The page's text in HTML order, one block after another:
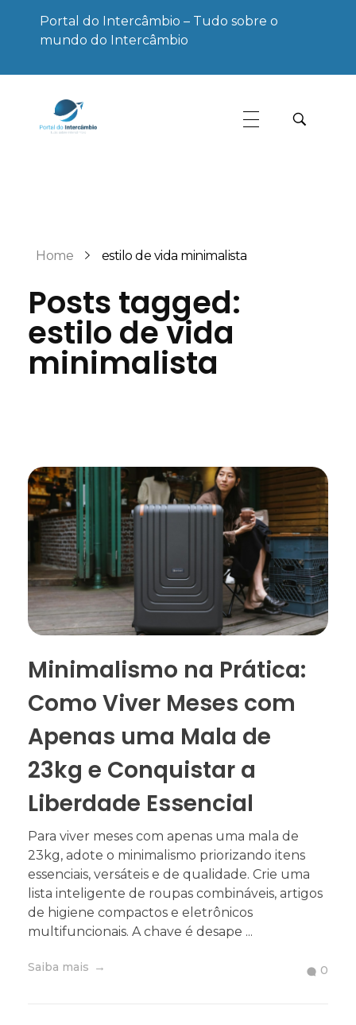
Portal do Intercâmbio – Tudo sobre o
mundo do Intercâmbio
Home estilo de vida minimalista
Posts tagged:
estilo de vida
minimalista
Minimalismo na Prática:
Como Viver Meses com
Apenas uma Mala de
23kg e Conquistar a
Liberdade Essencial
Para viver meses com apenas uma mala de
23kg, adote o minimalismo priorizando itens
essenciais, versáteis e de qualidade. Crie uma
lista inteligente de roupas combináveis, artigos
de higiene compactos e eletrônicos
multifuncionais. A chave é desape ...
Saiba mais 0